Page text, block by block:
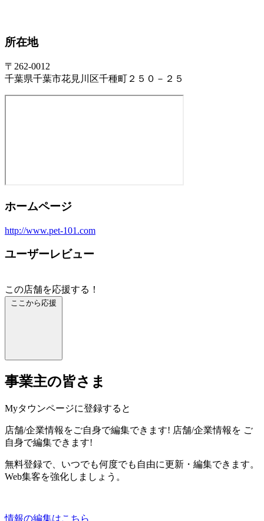
所在地
〒262-0012
千葉県千葉市花見川区千種町２５０－２５
ホームページ
http://www.pet-101.com
ユーザーレビュー
この店舗を応援する！
ここから応援
事業主の皆さま
Myタウンページに登録すると
店舗/企業情報をご自身で編集できます! 店舗/企業情報を ご
自身で編集できます!
無料登録で、いつでも何度でも自由に更新・編集できます。
Web集客を強化しましょう。
情報の編集はこちら